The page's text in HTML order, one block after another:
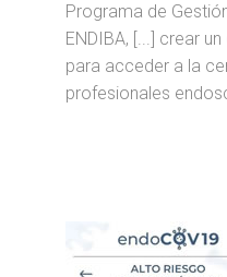
Programa de
ENDIBA, [...] crear
para acceder a la
profesionales